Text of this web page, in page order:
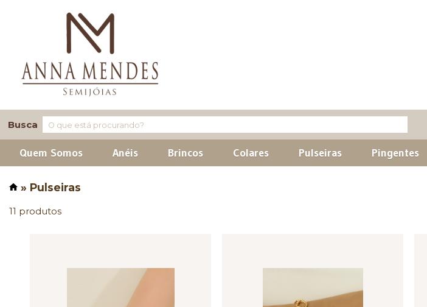
Busca
Quem Somos Anéis Brincos Colares Pulseiras Pingentes
» Pulseiras
11 produtos